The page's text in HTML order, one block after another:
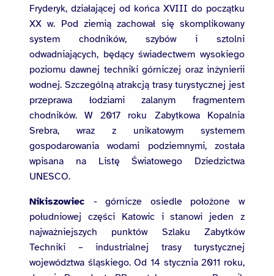
Fryderyk, działającej od końca XVIII do początku
XX w. Pod ziemią zachował się skomplikowany
system chodników, szybów i sztolni
odwadniających, będący świadectwem wysokiego
poziomu dawnej techniki górniczej oraz inżynierii
wodnej. Szczególną atrakcją trasy turystycznej jest
przeprawa łodziami zalanym fragmentem
chodników. W 2017 roku Zabytkowa Kopalnia
Srebra, wraz z unikatowym systemem
gospodarowania wodami podziemnymi, została
wpisana na Listę Światowego Dziedzictwa
UNESCO.
Nikiszowiec - górnicze osiedle położone w
południowej części Katowic i stanowi jeden z
najważniejszych punktów Szlaku Zabytków
Techniki – industrialnej trasy turystycznej
województwa śląskiego. Od 14 stycznia 2011 roku,